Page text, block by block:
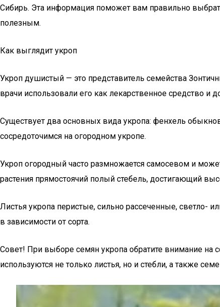
Сибирь. Эта информация поможет вам правильно
полезным.
Как выглядит укроп
Укроп душистый — это представитель семейства
врачи использовали его как лекарственное средство и
Существует два основных вида укропа: фенхель
сосредоточимся на огородном укропе.
Укроп огородный часто размножается самосевом и
растения прямостоячий полый стебель, достигающий
Листья укропа перистые, сильно рассеченные, светло-
в зависимости от сорта.
Совет! При выборе семян укропа обратите внимание на
используются не только листья, но и стебли, а также